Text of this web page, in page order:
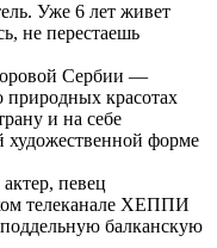
Уже 6 лет живет
не перестаешь
Сербии —
природных красотах
и на себе
художественной форме
певец
телеканале ХЕППИ
балканскую